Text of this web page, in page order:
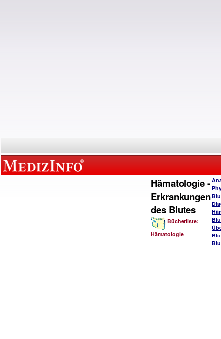
Hämatologie -
Erkrankungen
des Blutes
Bücherliste:
Hämatologie